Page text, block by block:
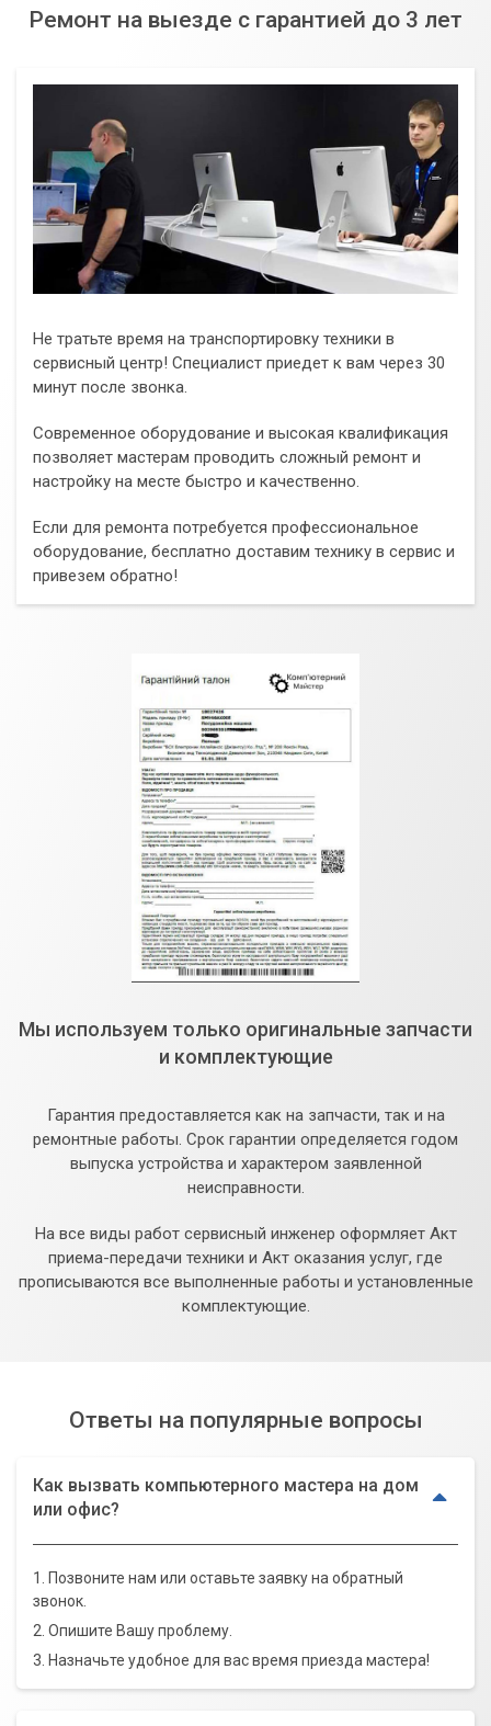
Ремонт на выезде с гарантией до 3 лет
Не тратьте время на транспортировку техники в
сервисный центр! Специалист приедет к вам через 30
минут после звонка.
Современное оборудование и высокая квалификация
позволяет мастерам проводить сложный ремонт и
настройку на месте быстро и качественно.
Если для ремонта потребуется профессиональное
оборудование, бесплатно доставим технику в сервис и
привезем обратно!
Мы используем только оригинальные запчасти
и комплектующие
Гарантия предоставляется как на запчасти, так и на
ремонтные работы. Срок гарантии определяется годом
выпуска устройства и характером заявленной
неисправности.
На все виды работ сервисный инженер оформляет Акт
приема-передачи техники и Акт оказания услуг, где
прописываются все выполненные работы и установленные
комплектующие.
Ответы на популярные вопросы
Как вызвать компьютерного мастера на дом
или офис?
1. Позвоните нам или оставьте заявку на обратный
звонок.
2. Опишите Вашу проблему.
3. Назначьте удобное для вас время приезда мастера!